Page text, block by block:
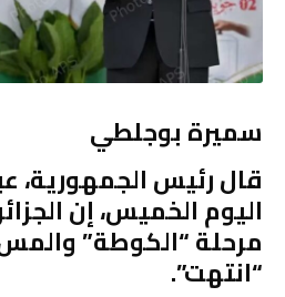
سميرة بوجلطي
قال رئيس الجمهورية،
اليوم الخميس، إن
مرحلة “الكوطة”
“انتهت”.